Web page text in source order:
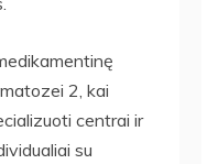
2, kai
centrai ir
su